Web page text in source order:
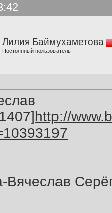
Лилия Баймухаметова
Постоянный пользователь
http://
Вячеслав